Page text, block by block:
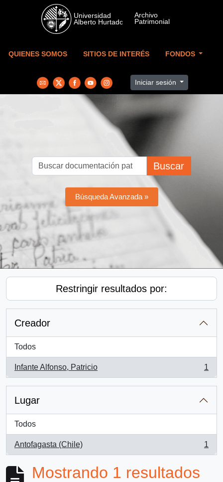
Skip to main content
QUIENES SOMOS SITIOS DE INTERÉS FONDOS
Iniciar sesión
Buscar
Búsqueda Avanzada »
Restringir resultados por:
Creador
Todos
Infante Alfonso, Patricio
, 1 resultados
1
Lugar
Todos
Antofagasta (Chile)
, 1 resultados
1
Mostrando 1 resultados